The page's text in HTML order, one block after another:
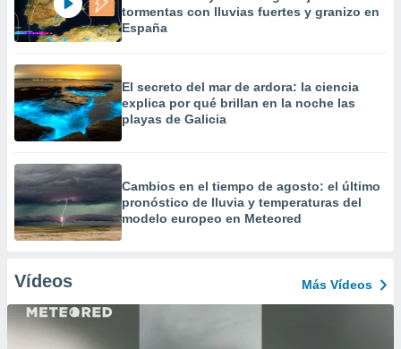
tormentas con lluvias fuertes y granizo en
España
El secreto del mar de ardora: la ciencia
explica por qué brillan en la noche las
playas de Galicia
Cambios en el tiempo de agosto: el último
pronóstico de lluvia y temperaturas del
modelo europeo en Meteored
Vídeos Más Vídeos